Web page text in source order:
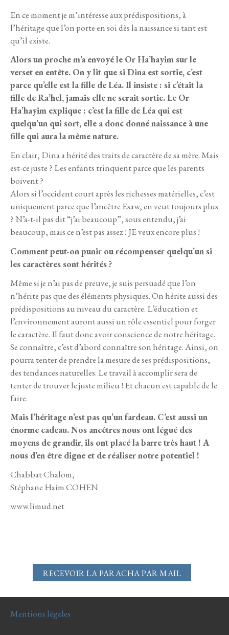
En ce moment je m’intéresse aux prédispositions, à
l’héritage que l’on porte en soi dès la naissance si tant est
qu’il existe.
Alors un proche m’a envoyé le Or Ha’hayim sur le
verset en entête. On y lit que si Dina est sortie, c’est
parce qu’elle est la fille de Léa. Il insiste : si c’était la
fille de Ra’hel, jamais elle ne serait sortie. Le Or
Ha’hayim explique : c’est la fille de Léa qui est
quelqu’un qui sort, elle a donc donné naissance à une
fille qui aura la même nature.
En clair, Dina a hérité des traits de caractère de sa mère. Mais
est-ce juste ? Les enfants trinquent parce que les parents
boivent ?
Alors si l’occident court après les richesses matérielles, c’est
uniquement parce que l’ancêtre Esaw, en veut toujours plus
? N’a-t-il pas dit “j’ai beaucoup”, sous entendu, j’ai
beaucoup, mais ce n’est pas assez ! JE veux encore plus !
Comment peut-on punir ou récompenser quelqu’un si
les caractères sont hérités ?
Même si je n’ai pas de preuve, je suis persuadé que l’on
n’hérite pas que des éléments physiques. On hérite aussi des
prédispositions au niveau du caractère. L’éducation et
l’environnement auront aussi un rôle essentiel pour forger
le caractère. Il faut donc avoir conscience de notre héritage.
Se connaître, c’est d’abord connaître son héritage. Ainsi, on
pourra tenter de prendre la mesure de ses prédispositions,
des tendances naturelles. Le travail à accomplir sera de
tenter de trouver le juste milieu ! Et chacun est capable de le
faire.
Mais l’héritage n’est pas qu’un fardeau. C’est aussi un
énorme cadeau. Nos ancêtres nous ont légué des
moyens de grandir, ils ont placé la barre très haut ! A
nous d’en être digne et de réaliser notre potentiel !
Chabbat Chalom,
Stéphane Haim COHEN
www.limud.net
RECEVOIR LA PARACHA PAR MAIL
Mentions légales